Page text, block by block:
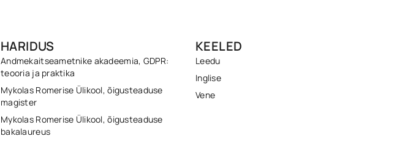
HARIDUS
Andmekaitseametnike akadeemia, GDPR:
teooria ja praktika
Mykolas Romerise Ülikool, õigusteaduse
magister
Mykolas Romerise Ülikool, õigusteaduse
bakalaureus
KEELED
Leedu
Inglise
Vene